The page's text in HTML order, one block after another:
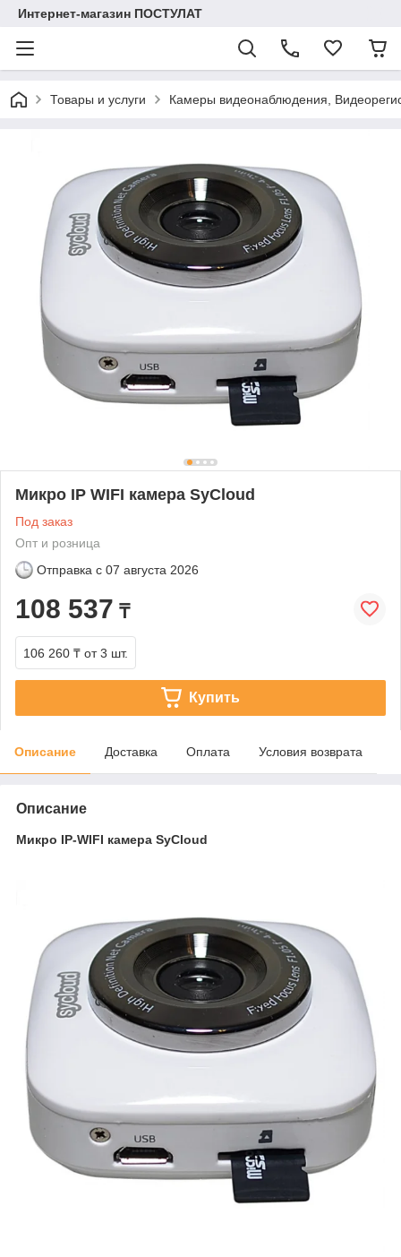
Интернет-магазин ПОСТУЛАТ
Товары и услуги Камеры видеонаблюдения,
Микро IP WIFI камера SyCloud
Под заказ
Опт и розница
Отправка с 07 августа 2026
108 537 ₸
106 260 ₸ от 3 шт.
Купить
Описание Доставка Оплата Условия возврата
Описание
Микро IP-WIFI камера SyCloud